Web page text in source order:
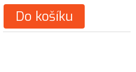
Do košíku